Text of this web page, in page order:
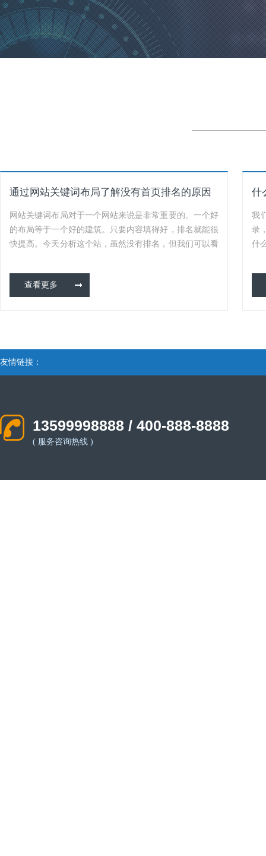
通过网站关键词布局了解没有首页排名的原因
网站关键词布局对于一个网站来说是非常重要的。一个好
的布局等于一个好的建筑。只要内容填得好，排名就能很
快提高。今天分析这个站，虽然没有排名，但我们可以看
看主页。我们需要知道的是标题、关键字和描述的内容。
从标题信息中，我们可以看到有四个关键词。我们知道左
查看更多
什
我
录
什
擎
友情链接：
13599998888 / 400-888-8888
( 服务咨询热线 )